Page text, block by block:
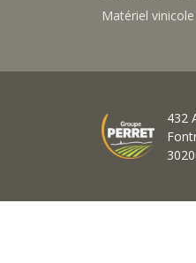
Matériel vinicole
432